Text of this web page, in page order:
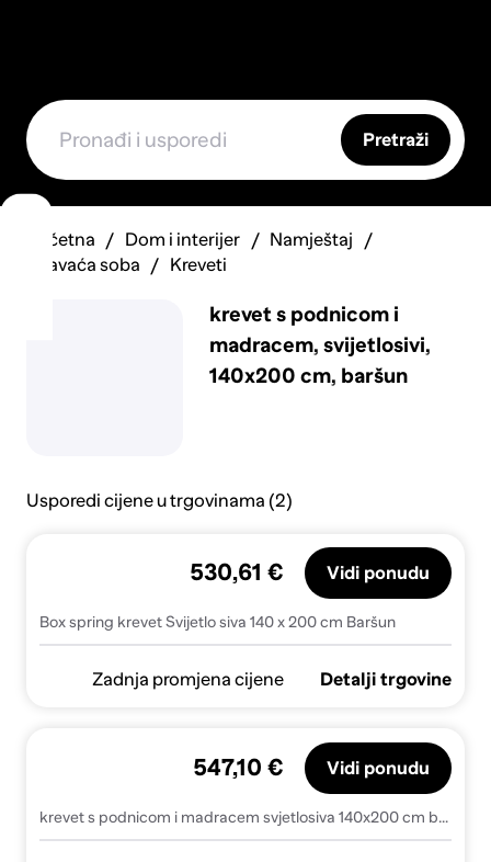
Pretraži
Početna Dom i interijer
Namještaj
Spavaća soba
Kreveti
krevet s podnicom i
madracem, svijetlosivi,
140x200 cm, baršun
Usporedi cijene u trgovinama (2)
Box spring krevet Svijetlo siva 140 x 200 cm Baršun
530,61 € Vidi ponudu
Zadnja promjena cijene Detalji trgovine
krevet s podnicom i madracem svjetlosiva 140x200 cm baršun
547,10 € Vidi ponudu